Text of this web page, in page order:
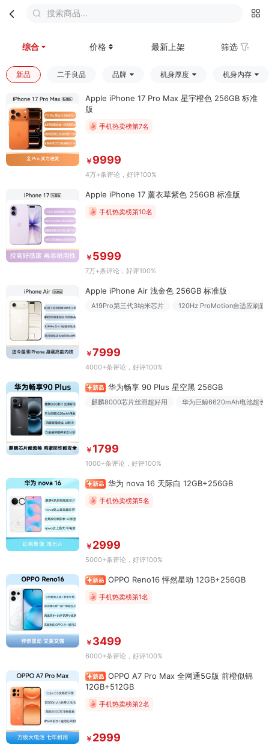
搜索商品...
综合 价格 最新上架 筛选
新品 二手良品 品牌 机身厚度 机身内存
Apple iPhone 17 Pro Max 星宇橙色 256GB 标准
版
手机热卖榜第7名
￥ 9999
4万+条评论 ，好评100%
Apple iPhone 17 薰衣草紫色 256GB 标准版
手机热卖榜第10名
￥ 5999
7万+条评论 ，好评100%
Apple iPhone Air 浅金色 256GB 标准版
A19Pro第三代3纳米芯片 120Hz ProMotion自适应刷新
￥7999
4000+条评论 ，好评100%
华为畅享 90 Plus 星空黑 256GB
麒麟8000芯片丝滑超好用 华为巨鲸6620mAh电池超长
￥ 1799
1000+条评论 ，好评100%
华为 nova 16 天际白 12GB+256GB
手机热卖榜第5名
￥ 2999
5000+条评论 ，好评100%
OPPO Reno16 怦然星动 12GB+256GB
手机热卖榜第1名
￥ 3499
6000+条评论 ，好评100%
OPPO A7 Pro Max 全网通5G版 前橙似锦
12GB+512GB
手机热卖榜第2名
￥ 2999